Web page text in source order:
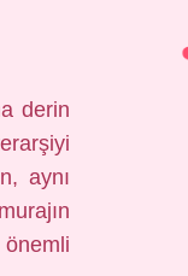
derin
aynı
önemli